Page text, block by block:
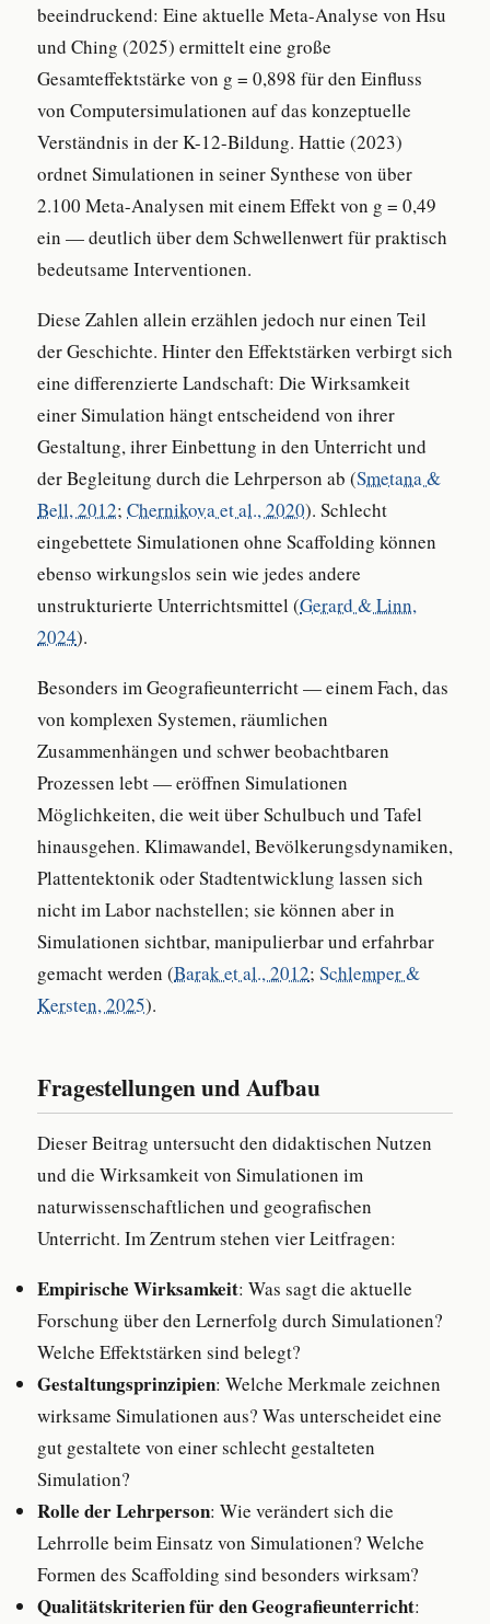
beeindruckend: Eine aktuelle Meta-Analyse von Hsu
und Ching (2025) ermittelt eine große
Gesamteffektstärke von g = 0,898 für den Einfluss
von Computersimulationen auf das konzeptuelle
Verständnis in der K-12-Bildung. Hattie (2023)
ordnet Simulationen in seiner Synthese von über
2.100 Meta-Analysen mit einem Effekt von g = 0,49
ein — deutlich über dem Schwellenwert für praktisch
bedeutsame Interventionen.
Diese Zahlen allein erzählen jedoch nur einen Teil
der Geschichte. Hinter den Effektstärken verbirgt sich
eine differenzierte Landschaft: Die Wirksamkeit
einer Simulation hängt entscheidend von ihrer
Gestaltung, ihrer Einbettung in den Unterricht und
der Begleitung durch die Lehrperson ab (Smetana &
Bell, 2012; Chernikova et al., 2020). Schlecht
eingebettete Simulationen ohne Scaffolding können
ebenso wirkungslos sein wie jedes andere
unstrukturierte Unterrichtsmittel (Gerard & Linn,
2024).
Besonders im Geografieunterricht — einem Fach, das
von komplexen Systemen, räumlichen
Zusammenhängen und schwer beobachtbaren
Prozessen lebt — eröffnen Simulationen
Möglichkeiten, die weit über Schulbuch und Tafel
hinausgehen. Klimawandel, Bevölkerungsdynamiken,
Plattentektonik oder Stadtentwicklung lassen sich
nicht im Labor nachstellen; sie können aber in
Simulationen sichtbar, manipulierbar und erfahrbar
gemacht werden (Barak et al., 2012; Schlemper &
Kersten, 2025).
Fragestellungen und Aufbau
Dieser Beitrag untersucht den didaktischen Nutzen
und die Wirksamkeit von Simulationen im
naturwissenschaftlichen und geografischen
Unterricht. Im Zentrum stehen vier Leitfragen:
Empirische Wirksamkeit: Was sagt die aktuelle
Forschung über den Lernerfolg durch Simulationen?
Welche Effektstärken sind belegt?
Gestaltungsprinzipien: Welche Merkmale zeichnen
wirksame Simulationen aus? Was unterscheidet eine
gut gestaltete von einer schlecht gestalteten
Simulation?
Rolle der Lehrperson: Wie verändert sich die
Lehrrolle beim Einsatz von Simulationen? Welche
Formen des Scaffolding sind besonders wirksam?
Qualitätskriterien für den Geografieunterricht: